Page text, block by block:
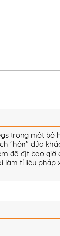
trong một bộ
"hôn" đứa
đã đjt bao giờ
làm tí liệu pháp